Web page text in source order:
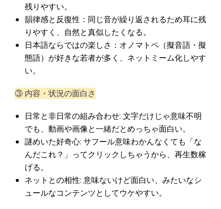
残りやすい。
韻律感と反復性：同じ音が繰り返されるため耳に残
りやすく、自然と真似したくなる。
日本語ならではの楽しさ：オノマトペ（擬音語・擬
態語）が好きな若者が多く、ネットミーム化しやす
い。
③ 内容・状況の面白さ
日常と非日常の組み合わせ: 文字だけじゃ意味不明
でも、動画や画像と一緒だとめっちゃ面白い。
謎めいた好奇心: サフール意味わかんなくても「な
んだこれ？」ってクリックしちゃうから、再生数稼
げる。
ネットとの相性: 意味ないけど面白い、みたいなシ
ュールなコンテンツとしてウケやすい。